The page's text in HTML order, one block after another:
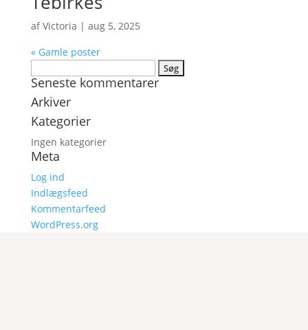
afVictoria | aug 5, 2025
« Gamle poster
efter:
Seneste kommentarer
Arkiver
Kategorier
Ingen kategorier
Meta
Log ind
Indlægsfeed
Kommentarfeed
WordPress.org